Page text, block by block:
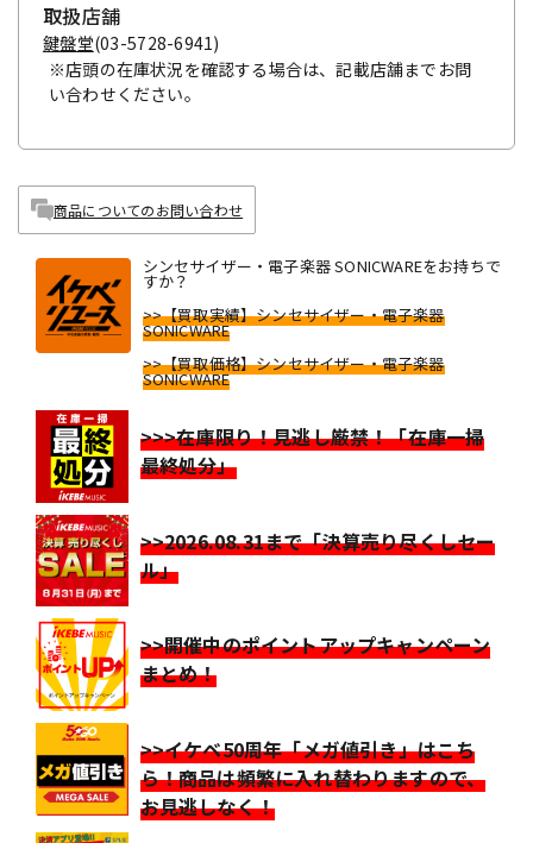
取扱店舗
鍵盤堂(03-5728-6941)
※店頭の在庫状況を確認する場合は、記載店舗までお問
い合わせください。
商品についてのお問い合わせ
シンセサイザー・電子楽器 SONICWAREをお持ちで
すか？
>>【買取実績】シンセサイザー・電子楽器
SONICWARE
>>【買取価格】シンセサイザー・電子楽器
SONICWARE
>>>在庫限り！見逃し厳禁！「在庫一掃
最終処分」
>>2026.08.31まで「決算売り尽くしセー
ル」
>>開催中のポイントアップキャンペーン
まとめ！
>>イケベ50周年「メガ値引き」はこち
ら！商品は頻繁に入れ替わりますので、
お見逃しなく！